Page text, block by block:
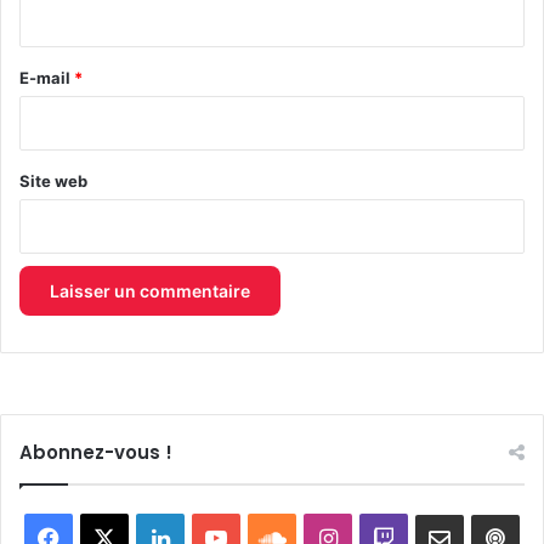
e
E-mail *
Site web
Abonnez-vous !
Facebook LinkedinYouTubeSoundCloud
Instagram
Twitch